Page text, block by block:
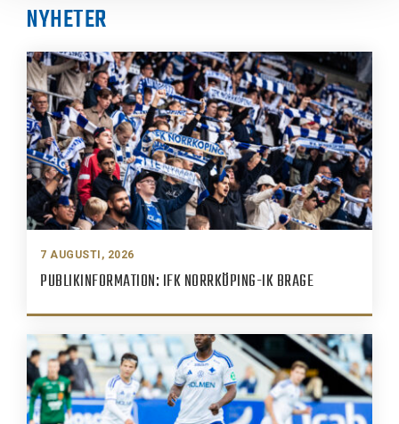
NYHETER
7 AUGUSTI, 2026
PUBLIKINFORMATION: IFK NORRKÖPING-IK BRAGE